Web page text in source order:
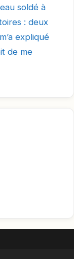
soldé à
: deux
expliqué
de me